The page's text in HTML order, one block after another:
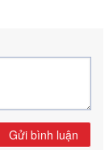
Gửi bình luận